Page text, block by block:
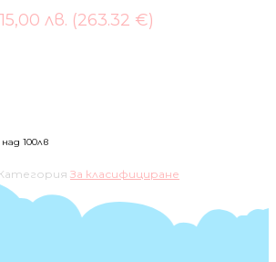
лв. (263.32 €)
100лв
За класифициране